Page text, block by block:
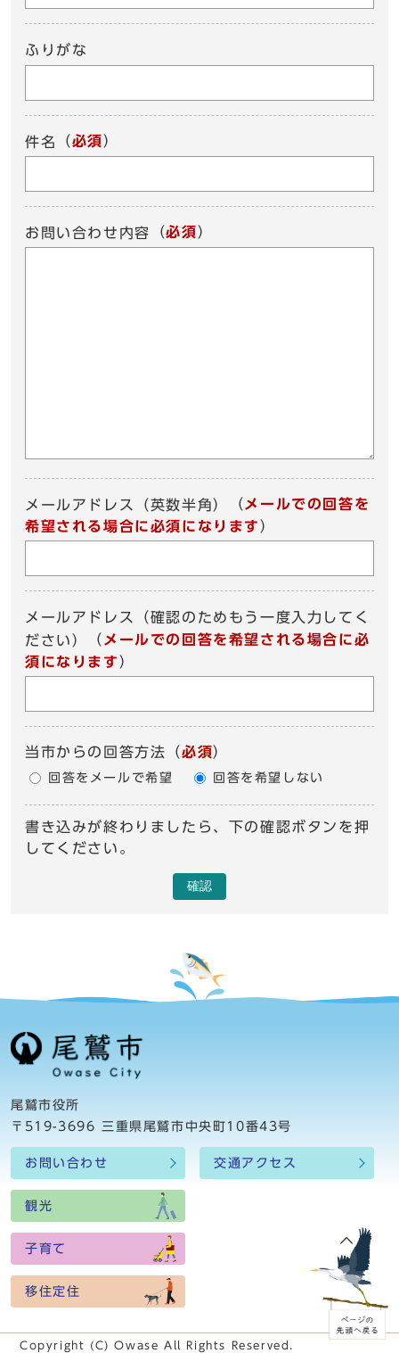
ふりがな
件名 （必須）
お問い合わせ内容 （必須）
メールアドレス（英数半角） （ メールでの回答を
希望される場合に必須になります ）
メールアドレス（確認のためもう一度入力してく
ださい）
（ メールでの回答を希望される場合に必
須になります ）
当市からの回答方法 （必須）
回答をメールで希望 回答を希望しない
書き込みが終わりましたら、下の確認ボタンを押
してください。
確認
尾鷲市役所
〒519-3696 三重県尾鷲市中央町10番43号
お問い合わせ 交通アクセス
観光
子育て
移住定住
Copyright (C) Owase All Rights Reserved.